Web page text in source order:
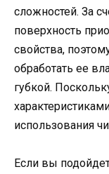
сложностей. За
поверхность
свойства,
обработать ее
губкой.
использования
Если вы